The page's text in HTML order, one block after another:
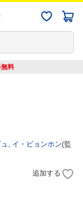
料
イ・ビョンホン(監
追加する